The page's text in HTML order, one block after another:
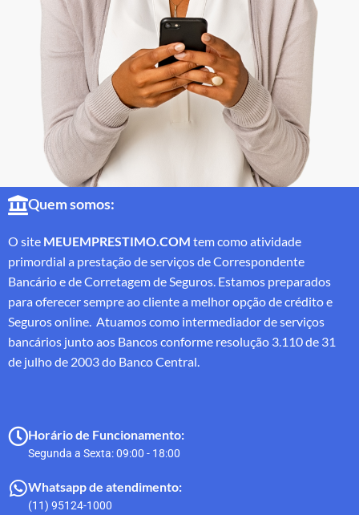
Quem somos:
O site MEUEMPRESTIMO.COM tem como atividade
primordial a prestação de serviços de Correspondente
Bancário e de Corretagem de Seguros. Estamos preparados
para oferecer sempre ao cliente a melhor opção de crédito e
Seguros online. Atuamos como intermediador de serviços
bancários junto aos Bancos conforme resolução 3.110 de 31
de julho de 2003 do Banco Central.
Horário de Funcionamento:
Segunda a Sexta: 09:00 - 18:00
Whatsapp de atendimento:
(11) 95124-1000